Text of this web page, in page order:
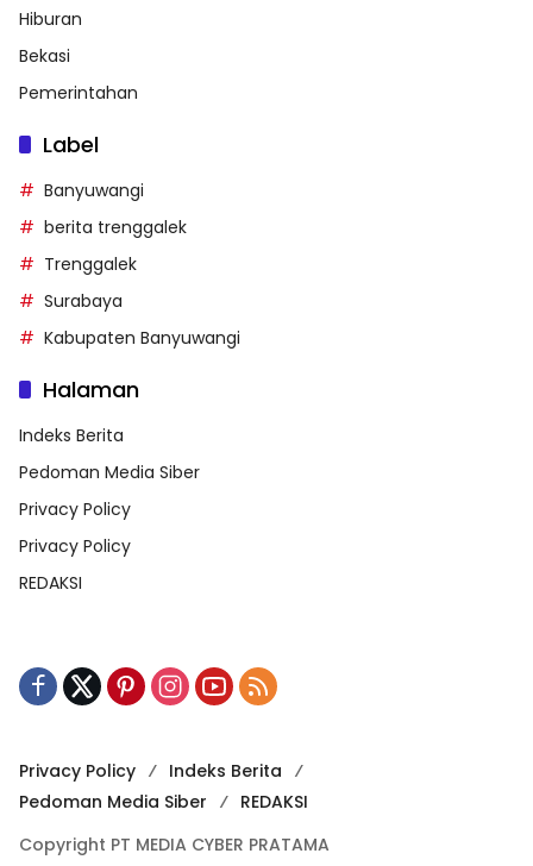
Hiburan
Bekasi
Pemerintahan
Label
Banyuwangi
berita trenggalek
Trenggalek
Surabaya
Kabupaten Banyuwangi
Halaman
Indeks Berita
Pedoman Media Siber
Privacy Policy
Privacy Policy
REDAKSI
Privacy Policy
Indeks Berita
Pedoman Media Siber
REDAKSI
Copyright PT MEDIA CYBER PRATAMA